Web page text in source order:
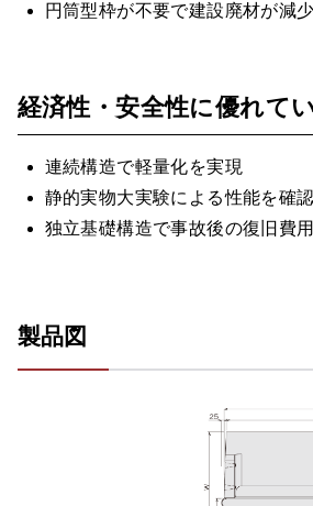
円筒型枠が不要で建設廃材が減少
経済性・安全性に優れて
連続構造で軽量化を実現
静的実物大実験による性能を確認
独立基礎構造で事故後の復旧費
製品図